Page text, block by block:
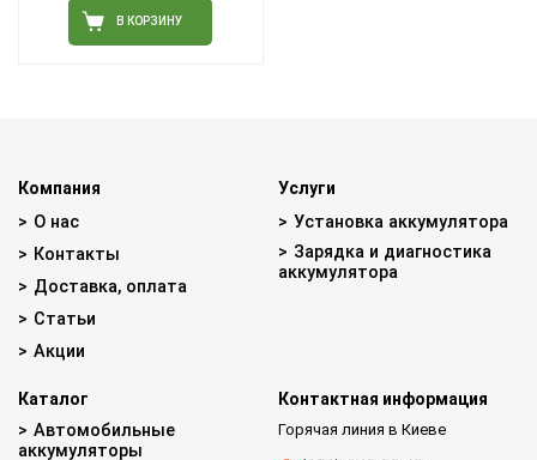
В КОРЗИНУ
Компания
О нас
Контакты
Доставка, оплата
Статьи
Акции
Услуги
Установка аккумулятора
Зарядка и диагностика
аккумулятора
Каталог
Автомобильные
аккумуляторы
Контактная информация
Горячая линия в Киеве